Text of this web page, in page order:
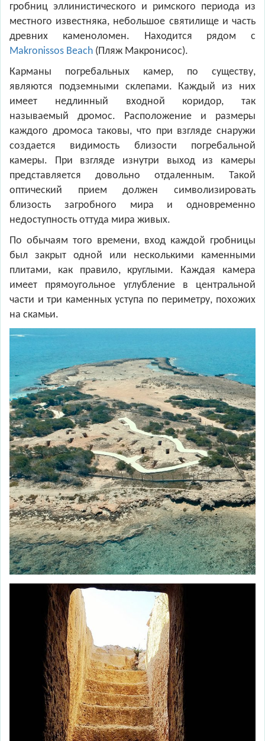
гробниц эллинистического и римского периода из
местного известняка, небольшое святилище и часть
древних каменоломен. Находится рядом с
Makronissos Beach (Пляж Макронисос).
Карманы погребальных камер, по существу,
являются подземными склепами. Каждый из них
имеет недлинный входной коридор, так
называемый дромос. Расположение и размеры
каждого дромоса таковы, что при взгляде снаружи
создается видимость близости погребальной
камеры. При взгляде изнутри выход из камеры
представляется довольно отдаленным. Такой
оптический прием должен символизировать
близость загробного мира и одновременно
недоступность оттуда мира живых.
По обычаям того времени, вход каждой гробницы
был закрыт одной или несколькими каменными
плитами, как правило, круглыми. Каждая камера
имеет прямоугольное углубление в центральной
части и три каменных уступа по периметру, похожих
на скамьи.